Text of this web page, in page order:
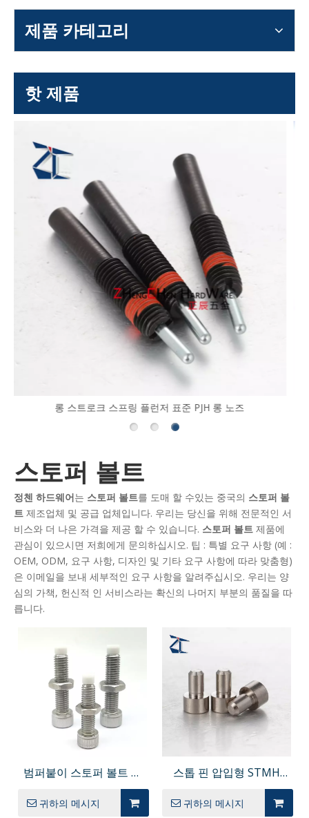
제품 카테고리
핫 제품
매끄러운 볼 엔드 볼트 톱니형 볼 엔드 볼트
스토퍼 볼트
정첸 하드웨어는 스토퍼 볼트를 도매 할 수있는 중국의 스토퍼 볼
트 제조업체 및 공급 업체입니다. 우리는 당신을 위해 전문적인 서
비스와 더 나은 가격을 제공 할 수 있습니다. 스토퍼 볼트 제품에
관심이 있으시면 저희에게 문의하십시오. 팁 : 특별 요구 사항 (예 :
OEM, ODM, 요구 사항, 디자인 및 기타 요구 사항에 따라 맞춤형)
은 이메일을 보내 세부적인 요구 사항을 알려주십시오. 우리는 양
심의 가책, 헌신적 인 서비스라는 확신의 나머지 부분의 품질을 따
릅니다.
범퍼붙이 스토퍼 볼트 육
각구멍붙이 볼트형
UUSCB PSCB
귀하의 메시지
스톱 핀 압입형 STMH
귀하의 메시지